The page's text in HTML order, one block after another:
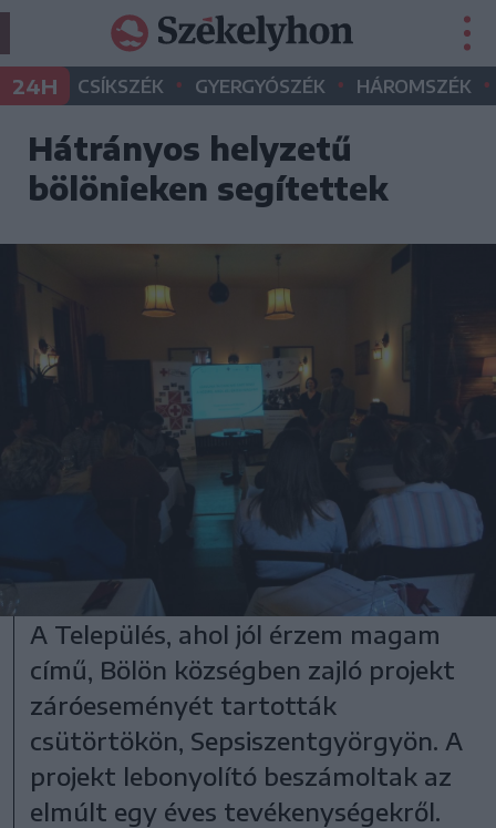
24H CSÍKSZÉK • GYERGYÓSZÉK • HÁROMSZÉK •
Hátrányos helyzetű
bölönieken segítettek
A Település, ahol jól érzem magam
című, Bölön községben zajló projekt
záróeseményét tartották
csütörtökön, Sepsiszentgyörgyön. A
projekt lebonyolító beszámoltak az
elmúlt egy éves tevékenységekről.